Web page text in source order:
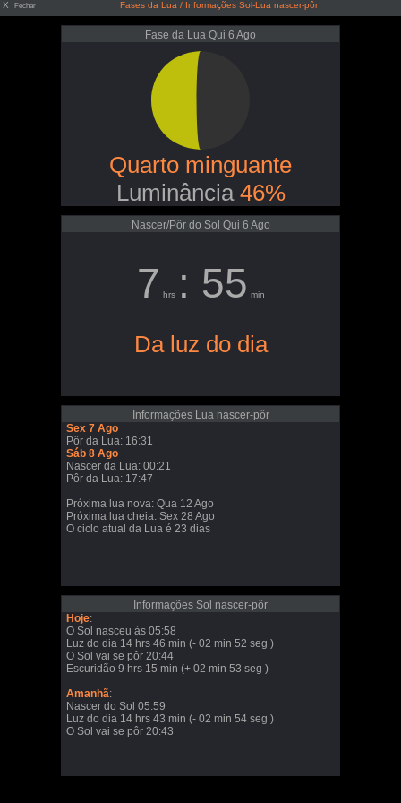
X Fechar Fases da Lua / Informações Sol-Lua nascer-pôr
Fase da Lua Qui 6 Ago
Quarto minguante
Luminância 46%
Nascer/Pôr do Sol Qui 6 Ago
7 hrs : 55 min
Da luz do dia
Informações Lua nascer-pôr
Sex 7 Ago
Pôr da Lua: 16:31
Sáb 8 Ago
Nascer da Lua: 00:21
Pôr da Lua: 17:47
Próxima lua nova: Qua 12 Ago
Próxima lua cheia: Sex 28 Ago
O ciclo atual da Lua é 23 dias
Informações Sol nascer-pôr
Hoje:
O Sol nasceu às 05:58
Luz do dia 14 hrs 46 min (- 02 min 52 seg )
O Sol vai se pôr 20:44
Escuridão 9 hrs 15 min (+ 02 min 53 seg )
Amanhã:
Nascer do Sol 05:59
Luz do dia 14 hrs 43 min (- 02 min 54 seg )
O Sol vai se pôr 20:43